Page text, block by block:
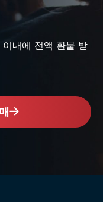
내에 전액 환불 받